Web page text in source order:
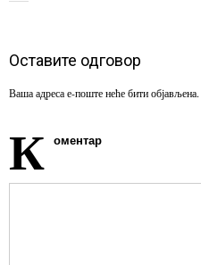
Оставите одговор
Ваша адреса е-поште неће бити објављена.
К оментар